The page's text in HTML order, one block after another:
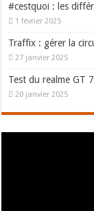
#cestquoi : les
1 février 2025
Traffix : gérer la
27 janvier 2025
Test du realme GT
20 janvier 2025